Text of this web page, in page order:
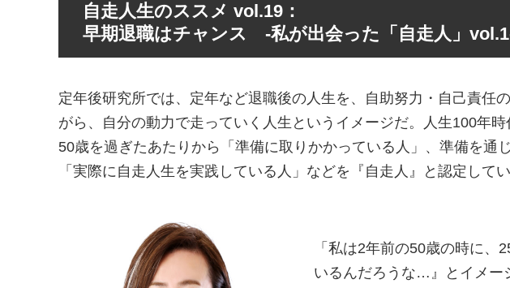
自走人生のススメ vol.19：
早期退職はチャンス -私が出会った「自走人」
定年後研究所では、定年など退職後の人生を、自助努力・自己責任
がら、自分の動力で走っていく人生というイメージだ。人生100年
50歳を過ぎたあたりから「準備に取りかかっている人」、準備を通
「実際に自走人生を実践している人」などを『自走人』と認定してい
「私は2年前の50歳の時に
いるんだろうな…』とイメー